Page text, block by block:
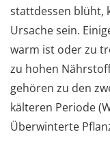
stattdessen blüht,
Ursache sein.
warm ist oder zu
zu hohen
gehören zu den
kälteren Periode
Überwinterte